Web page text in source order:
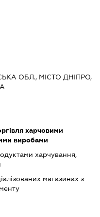
ОБЛ., МІСТО ДНІПРО,
харчовими
виробами
харчування,
магазинах з